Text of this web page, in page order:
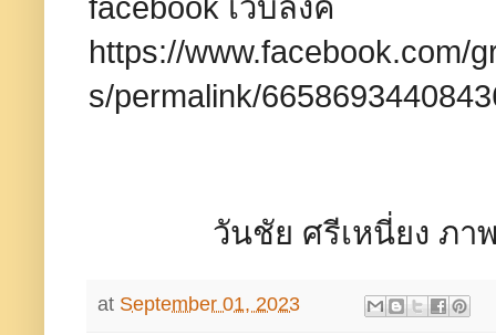
facebook เว็บลิงค์
https://www.facebook.com/
s/permalink/
วันชัย ศรีเหนี่ยง ภาพ
at September 01, 2023